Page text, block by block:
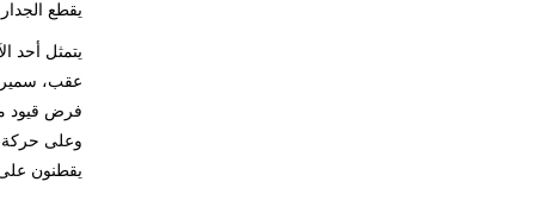
يقطع
عقب،
فرض قيود
وعلى حركة
يقطنون على